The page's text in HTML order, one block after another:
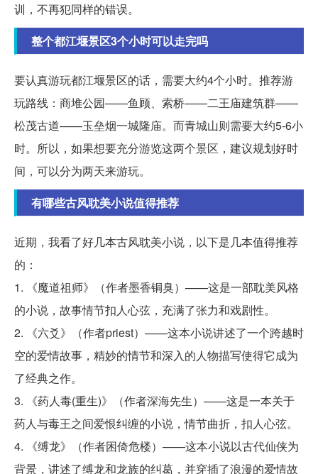
训，不再犯同样的错误。
整个都江堰景区3个小时可以走完吗
要认真游玩都江堰景区的话，需要大约4个小时。推荐游
玩路线：商堆公园——鱼顾、索桥——二王庙建筑群——
松茂古道——玉垒烟一城隆庙。而青城山则需要大约5-6小
时。所以，如果想要充分游览这两个景区，建议规划好时
间，可以分为两天来游玩。
有哪些古风耽美小说值得推荐
近期，我看了好几本古风耽美小说，以下是几本值得推荐
的：
1. 《魔道祖师》（作者墨香铜臭）——这是一部耽美风格
的小说，故事情节扣人心弦，充满了张力和戏剧性。
2. 《六爻》（作者priest）——这本小说讲述了一个跨越时
空的爱情故事，精妙的情节和深入的人物描写使得它成为
了经典之作。
3. 《药人毒(重生)》（作者深海先生）——这是一本关于
药人与毒王之间爱恨纠缠的小说，情节曲折，扣人心弦。
4. 《缚龙》（作者困倚危楼）——这本小说以古代仙侠为
背景，讲述了缚龙和龙族的纠葛，并穿插了浪漫的爱情故